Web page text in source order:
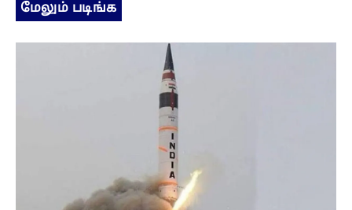
மேலும் படிங்க